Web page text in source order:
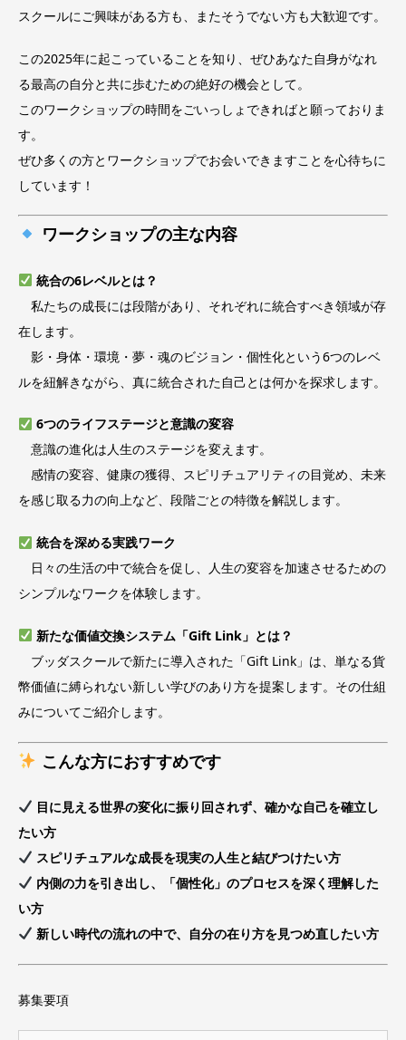
スクールにご興味がある方も、またそうでない方も大歓迎です。
この2025年に起こっていることを知り、ぜひあなた自身がなれ
る最高の自分と共に歩むための絶好の機会として。
このワークショップの時間をごいっしょできればと願っておりま
す。
ぜひ多くの方とワークショップでお会いできますことを心待ちに
しています！
ワークショップの主な内容
統合の6レベルとは？
私たちの成長には段階があり、それぞれに統合すべき領域が存
在します。
影・身体・環境・夢・魂のビジョン・個性化という6つのレベ
ルを紐解きながら、真に統合された自己とは何かを探求します。
6つのライフステージと意識の変容
意識の進化は人生のステージを変えます。
感情の変容、健康の獲得、スピリチュアリティの目覚め、未来
を感じ取る力の向上など、段階ごとの特徴を解説します。
統合を深める実践ワーク
日々の生活の中で統合を促し、人生の変容を加速させるための
シンプルなワークを体験します。
新たな価値交換システム「Gift Link」とは？
ブッダスクールで新たに導入された「Gift Link」は、単なる貨
幣価値に縛られない新しい学びのあり方を提案します。その仕組
みについてご紹介します。
こんな方におすすめです
目に見える世界の変化に振り回されず、確かな自己を確立し
たい方
スピリチュアルな成長を現実の人生と結びつけたい方
内側の力を引き出し、「個性化」のプロセスを深く理解した
い方
新しい時代の流れの中で、自分の在り方を見つめ直したい方
募集要項